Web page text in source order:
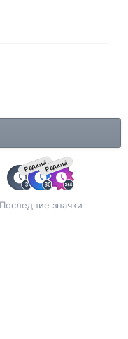
РедкийРедкий
Последние значки